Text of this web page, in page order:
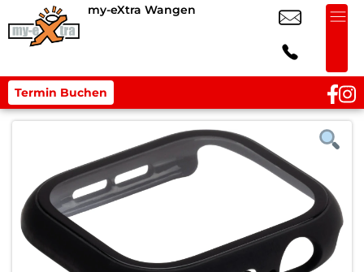
my-eXtra Wangen
Termin Buchen